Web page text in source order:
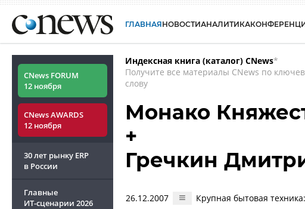
ГЛАВНАЯНОВОСТИАНАЛИТИКА
CNews FORUM
12 ноября
CNews AWARDS
12 ноября
30 лет рынку ERP
в России
Главные
ИТ-сценарии 2026
Индексная книга (каталог) CNews*
Получите все материалы CNews по
слову
Монако
+
Гречкин
26.12.2007 Крупная бытовая